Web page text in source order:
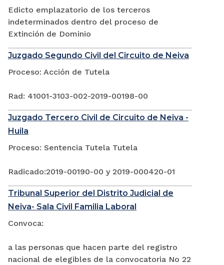
Edicto emplazatorio de los terceros
indeterminados dentro del proceso de
Extinción de Dominio
Juzgado Segundo Civil del Circuito de Neiva
Proceso: Acción de Tutela
Rad: 41001-3103-002-2019-00198-00
Juzgado Tercero Civil de Circuito de Neiva -
Huila
Proceso: Sentencia Tutela Tutela
Radicado:2019-00190-00 y 2019-000420-01
Tribunal Superior del Distrito Judicial de
Neiva- Sala Civil Familia Laboral
Convoca:
a las personas que hacen parte del registro
nacional de elegibles de la convocatoria No 22